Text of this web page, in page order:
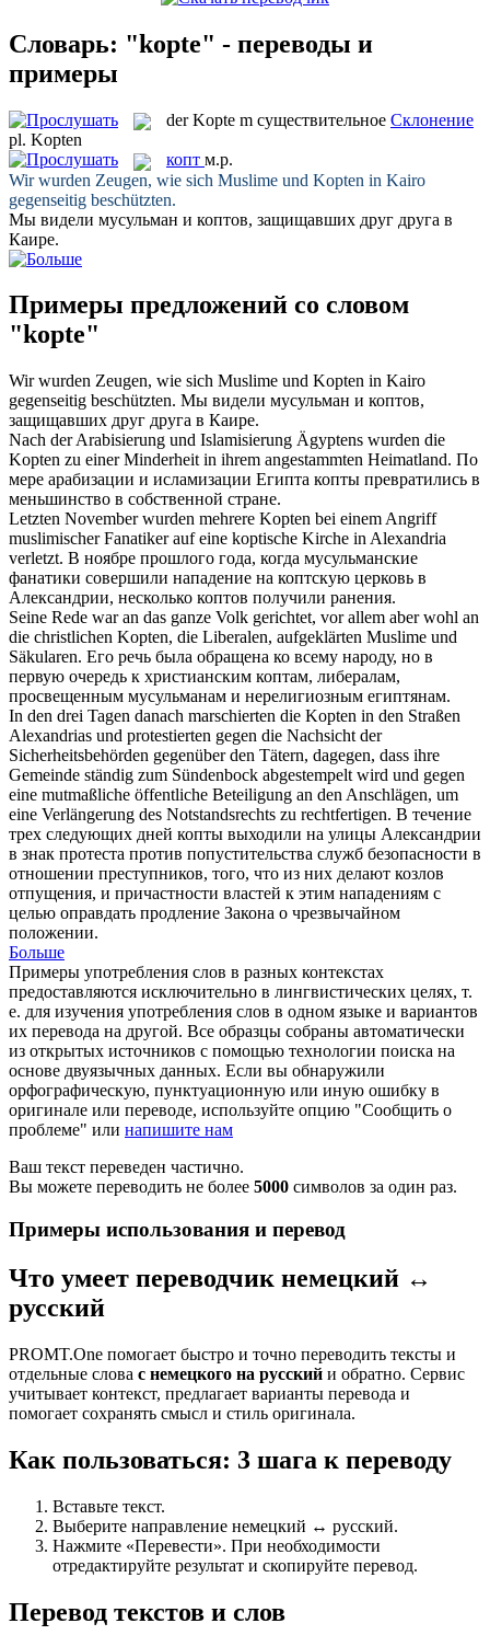
Словарь: "kopte" - переводы и
примеры
derKopte m существительное Склонение
pl. Kopten
копт м.р.
Wir wurden Zeugen, wie sich Muslime und Kopten in Kairo
gegenseitig beschützten.
Мы видели мусульман и коптов, защищавших друг друга в
Каире.
Примеры предложений со словом
"kopte"
Wir wurden Zeugen, wie sich Muslime und Kopten in Kairo
gegenseitig beschützten. Мы видели мусульман и коптов,
защищавших друг друга в Каире.
Nach der Arabisierung und Islamisierung Ägyptens wurden die
Kopten zu einer Minderheit in ihrem angestammten Heimatland. По
мере арабизации и исламизации Египта копты превратились в
меньшинство в собственной стране.
Letzten November wurden mehrere Kopten bei einem Angriff
muslimischer Fanatiker auf eine koptische Kirche in Alexandria
verletzt. В ноябре прошлого года, когда мусульманские
фанатики совершили нападение на коптскую церковь в
Александрии, несколько коптов получили ранения.
Seine Rede war an das ganze Volk gerichtet, vor allem aber wohl an
die christlichen Kopten, die Liberalen, aufgeklärten Muslime und
Säkularen. Его речь была обращена ко всему народу, но в
первую очередь к христианским коптам, либералам,
просвещенным мусульманам и нерелигиозным египтянам.
In den drei Tagen danach marschierten die Kopten in den Straßen
Alexandrias und protestierten gegen die Nachsicht der
Sicherheitsbehörden gegenüber den Tätern, dagegen, dass ihre
Gemeinde ständig zum Sündenbock abgestempelt wird und gegen
eine mutmaßliche öffentliche Beteiligung an den Anschlägen, um
eine Verlängerung des Notstandsrechts zu rechtfertigen. В течение
трех следующих дней копты выходили на улицы Александрии
в знак протеста против попустительства служб безопасности в
отношении преступников, того, что из них делают козлов
отпущения, и причастности властей к этим нападениям с
целью оправдать продление Закона о чрезвычайном
положении.
Больше
Примеры употребления слов в разных контекстах
предоставляются исключительно в лингвистических целях, т.
е. для изучения употребления слов в одном языке и вариантов
их перевода на другой. Все образцы собраны автоматически
из открытых источников с помощью технологии поиска на
основе двуязычных данных. Если вы обнаружили
орфографическую, пунктуационную или иную ошибку в
оригинале или переводе, используйте опцию "Сообщить о
проблеме" или напишите нам
Ваш текст переведен частично.
Вы можете переводить не более 5000 символов за один раз.
Примеры использования и перевод
Что умеет переводчик немецкий ↔
русский
PROMT.One помогает быстро и точно переводить тексты и
отдельные слова с немецкого на русский и обратно. Сервис
учитывает контекст, предлагает варианты перевода и
помогает сохранять смысл и стиль оригинала.
Как пользоваться: 3 шага к переводу
Вставьте текст.
Выберите направление немецкий ↔ русский.
Нажмите «Перевести». При необходимости
отредактируйте результат и скопируйте перевод.
Перевод текстов и слов